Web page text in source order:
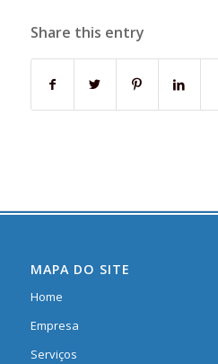
Share this entry
MAPA DO SITE
Home
Empresa
Serviços